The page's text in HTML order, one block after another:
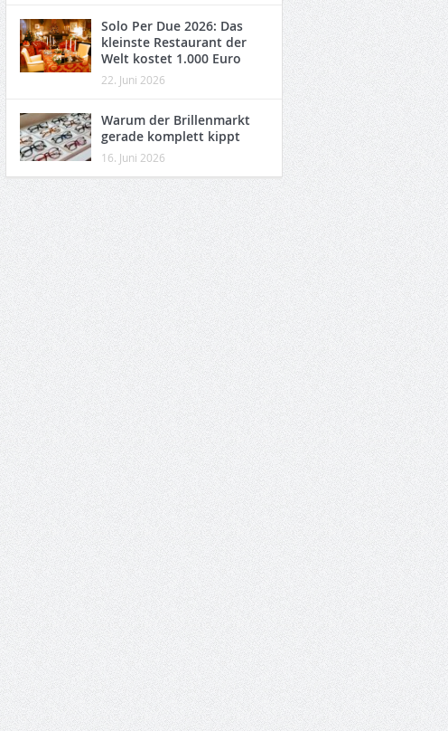
Solo Per Due 2026: Das
kleinste Restaurant der
Welt kostet 1.000 Euro
22. Juni 2026
Warum der Brillenmarkt
gerade komplett kippt
16. Juni 2026